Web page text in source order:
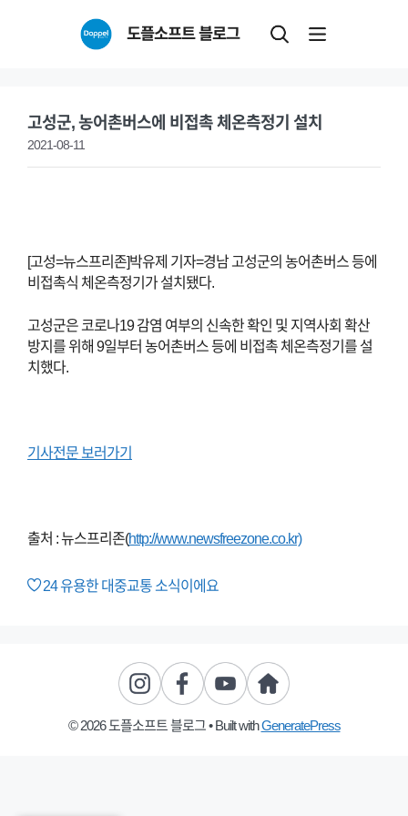
도플소프트 블로그
고성군, 농어촌버스에 비접촉 체온측정기 설치
2021-08-11
[고성=뉴스프리존]박유제 기자=경남 고성군의 농어촌버스 등에
비접촉식 체온측정기가 설치됐다.
고성군은 코로나19 감염 여부의 신속한 확인 및 지역사회 확산
방지를 위해 9일부터 농어촌버스 등에 비접촉 체온측정기를 설
치했다.
기사전문 보러가기
출처 : 뉴스프리존(http://www.newsfreezone.co.kr)
24유용한 대중교통 소식이에요
© 2026 도플소프트 블로그• Built withGeneratePress